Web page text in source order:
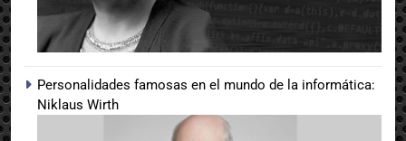
Personalidades famosas en el mundo de la informática:
Niklaus Wirth